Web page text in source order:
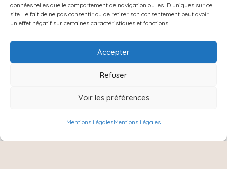
données telles que le comportement de navigation ou les ID uniques sur ce
site. Le fait de ne pas consentir ou de retirer son consentement peut avoir
un effet négatif sur certaines caractéristiques et fonctions.
Accepter
Refuser
Voir les préférences
Mentions LégalesMentions Légales
Instagram
Contact